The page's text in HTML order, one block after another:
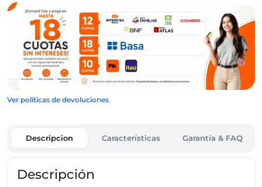
Ver políticas de devoluciones
Descripcion Características Garantía & FAQ
Descripción